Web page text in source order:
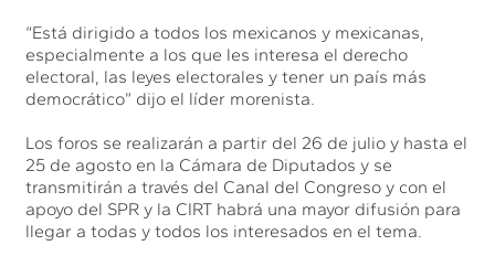
“Está dirigido a todos los mexicanos y mexicanas,
especialmente a los que les interesa el derecho
electoral, las leyes electorales y tener un país más
democrático” dijo el líder morenista.
Los foros se realizarán a partir del 26 de julio y hasta el
25 de agosto en la Cámara de Diputados y se
transmitirán a través del Canal del Congreso y con el
apoyo del SPR y la CIRT habrá una mayor difusión para
llegar a todas y todos los interesados en el tema.